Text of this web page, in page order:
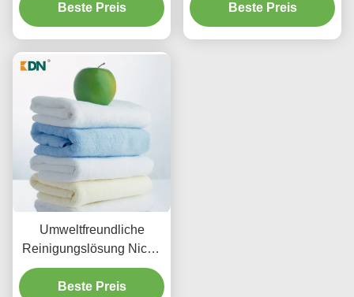
kleidet helleres und
saubereres
Beste Preis
Fleckenentfernung
Beste Preis
Umweltfreundliche
Reinigungslösung Nicht-
toxische
Haushaltsenzymen
Beste Preis